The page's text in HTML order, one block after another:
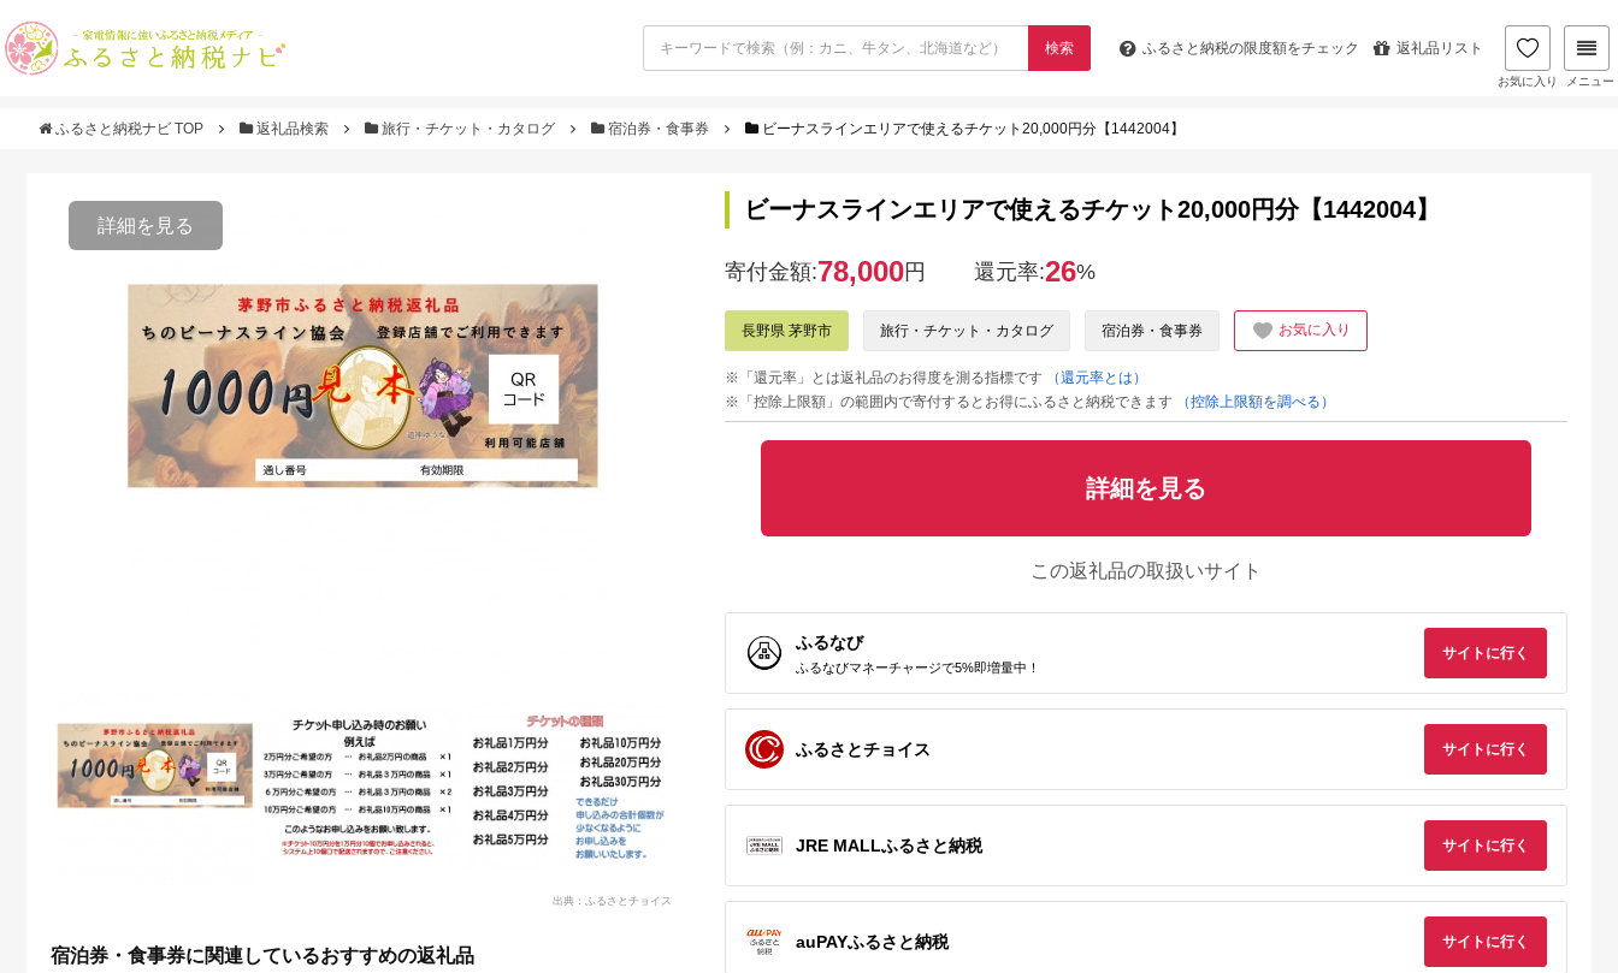
検索 ふるさと納税の限度額をチェック 返礼品リスト
お気に入り メニュー
ふるさと納税ナビ TOP 返礼品検索 旅行・チケット・カタログ 宿泊券・食事券 ビーナスラインエリアで使えるチケット20,000円分【1442004】
詳細を見る
出典：ふるさとチョイス
宿泊券・食事券に関連しているおすすめの返礼品
ビーナスラインエリアで使えるチケット20,000円分【1442004】
寄付金額:78,000円 還元率:26%
長野県 茅野市 旅行・チケット・カタログ 宿泊券・食事券 お気に入り
※「還元率」とは返礼品のお得度を測る指標です
（還元率とは）
※「控除上限額」の範囲内で寄付するとお得にふるさと納税できます
（控除上限額を調べる）
詳細を見る
この返礼品の取扱いサイト
ふるなび
ふるなびマネーチャージで5%即増量中！
サイトに行く
ふるさとチョイス サイトに行く
JRE MALLふるさと納税 サイトに行く
auPAYふるさと納税 サイトに行く